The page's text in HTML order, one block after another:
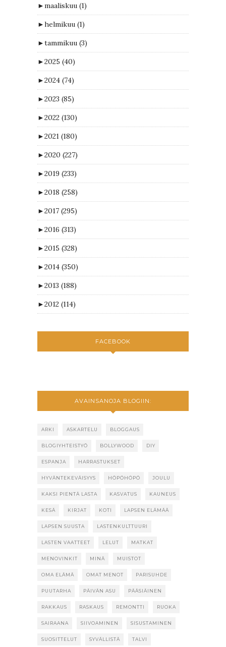
►maaliskuu (1)
►helmikuu (1)
►tammikuu (3)
►2025 (40)
►2024 (74)
►2023 (85)
►2022 (130)
►2021 (180)
►2020 (227)
►2019 (233)
►2018 (258)
►2017 (295)
►2016 (313)
►2015 (328)
►2014 (350)
►2013 (188)
►2012 (114)
FACEBOOK
AVAINSANOJA BLOGIIN:
ARKI ASKARTELU BLOGGAUS
BLOGIYHTEISTYÖ BOLLYWOOD DIY
ESPANJA HARRASTUKSET
HYVÄNTEKEVÄISYYS HÖPÖHÖPÖ JOULU
KAKSI PIENTÄ LASTA KASVATUS KAUNEUS
KESÄ KIRJAT KOTI LAPSEN ELÄMÄÄ
LAPSEN SUUSTA LASTENKULTTUURI
LASTEN VAATTEET LELUT MATKAT
MENOVINKIT MINÄ MUISTOT
OMA ELÄMÄ OMAT MENOT PARISUHDE
PUUTARHA PÄIVÄN ASU PÄÄSIÄINEN
RAKKAUS RASKAUS REMONTTI RUOKA
SAIRAANA SIIVOAMINEN SISUSTAMINEN
SUOSITTELUT SYVÄLLISTÄ TALVI